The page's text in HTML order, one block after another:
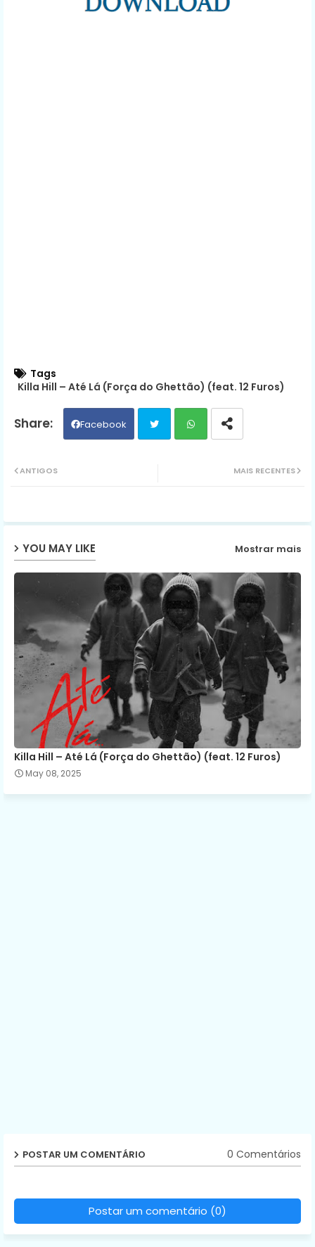
Tags
Killa Hill – Até Lá (Força do Ghettão) (feat. 12 Furos)
Facebook
ap
MAIS RECENTES
ANTIGOS
YOU MAY LIKE Mostrar mais
Killa Hill – Até Lá (Força do Ghettão) (feat. 12 Furos)
May 08, 2025
POSTAR UM COMENTÁRIO 0 Comentários
Postar um comentário (0)